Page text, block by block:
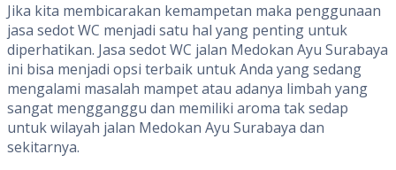
Jika kita membicarakan kemampetan maka penggunaan
jasa sedot WC menjadi satu hal yang penting untuk
diperhatikan. Jasa sedot WC jalan Medokan Ayu Surabaya
ini bisa menjadi opsi terbaik untuk Anda yang sedang
mengalami masalah mampet atau adanya limbah yang
sangat mengganggu dan memiliki aroma tak sedap
untuk wilayah jalan Medokan Ayu Surabaya dan
sekitarnya.